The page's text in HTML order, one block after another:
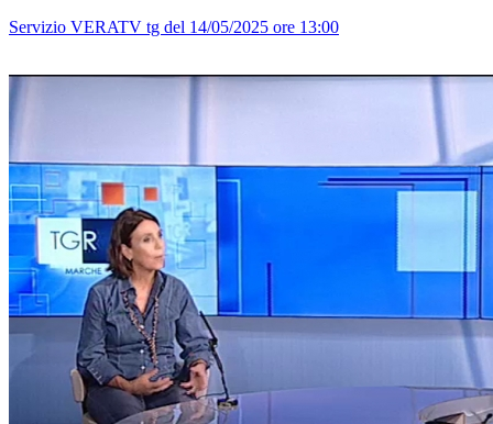
Servizio VERATV tg del 14/05/2025 ore 13:00